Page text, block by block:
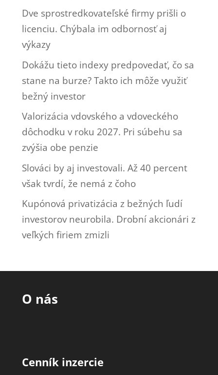
Dve sprostredkovateľské firmy prišli o
licenciu. Chýbala im odbornosť aj
výkazy
Dokážu tieto indexy predpovedať, čo sa
stane na burze? Takto ich môže využiť
bežný investor
Valorizácia vdovského a vdoveckého
dôchodku v roku 2027. Pri súbehu sa
zvýšia obe penzie
Slováci by aj investovali. Až 40 percent
však tvrdí, že nemá z čoho
Kupónová privatizácia z bežných ľudí
investorov neurobila. Drobní akcionári z
veľkých firiem zmizli
O nás
Cenník inzercie